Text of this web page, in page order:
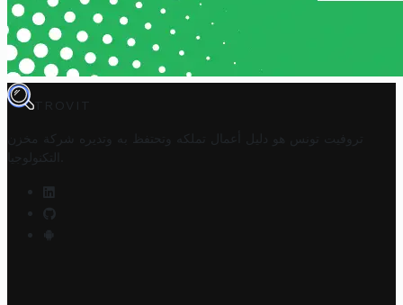
TROVIT
تروفيت تونس هو دليل أعمال تملكه وتحتفظ به وتديره
شركة مخزن
التكنولوجيا